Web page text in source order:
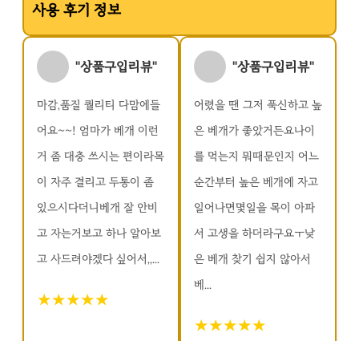
사용 후기 정보
"상품구입리뷰"
마감,품질 퀄리티 다맘에들
어요~~! 엄마가 베개 이런
거 좀 대충 쓰시는 편이라목
이 자주 결리고 두통이 좀
있으시다더니베개 잘 안비
고 자는거보고 하나 알아보
고 사드려야겠다 싶어서,,...
★★★★★
"상품구입리뷰"
어렸을 땐 그저 푹신하고 높
은 베개가 좋았거든요나이
를 먹는지 뭐때문인지 어느
순간부터 높은 베개에 자고
일어나면몇일을 목이 아파
서 고생을 하더라구요ㅜ낮
은 베개 찾기 쉽지 않아서
베...
★★★★★